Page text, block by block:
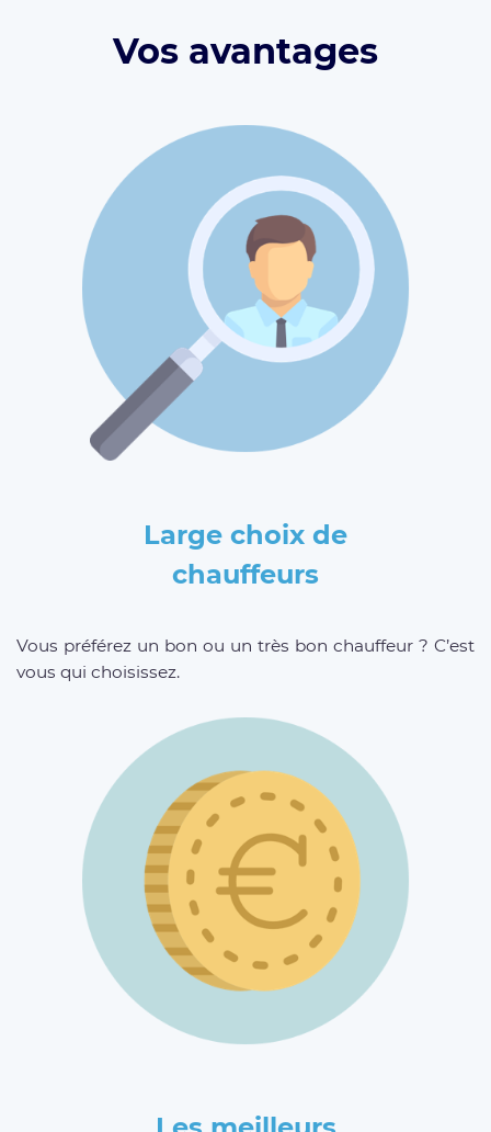
Vos avantages
Large choix de
chauffeurs
Vous préférez un bon ou un très bon chauffeur ? C’est
vous qui choisissez.